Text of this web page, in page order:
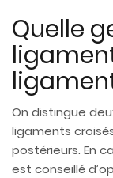
Quelle
On distingue
ligaments
postérieurs. En
est conseillé